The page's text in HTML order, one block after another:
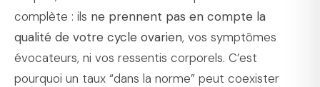
complète : ils ne prennent pas en compte la
qualité de votre cycle ovarien, vos symptômes
évocateurs, ni vos ressentis corporels. C’est
pourquoi un taux “dans la norme” peut coexister